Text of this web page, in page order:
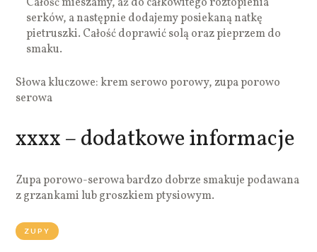
serków, a następnie dodajemy posiekaną natkę
pietruszki. Całość doprawić solą oraz pieprzem do
smaku.
Słowa kluczowe: krem serowo porowy, zupa porowo
serowa
xxxx – dodatkowe informacje
Zupa porowo-serowa bardzo dobrze smakuje podawana
z grzankami lub groszkiem ptysiowym.
ZUPY